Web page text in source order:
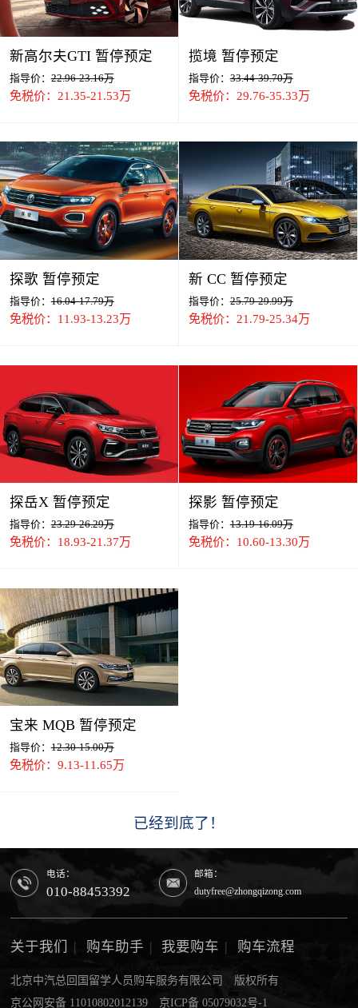
新高尔夫GTI 暂停预定
指导价：22.96-23.16万
免税价：21.35-21.53万
揽境 暂停预定
指导价：33.44-39.70万
免税价：29.76-35.33万
探歌 暂停预定
指导价：16.04-17.79万
免税价：11.93-13.23万
新 CC 暂停预定
指导价：25.79-29.99万
免税价：21.79-25.34万
探岳X 暂停预定
指导价：23.29-26.29万
免税价：18.93-21.37万
探影 暂停预定
指导价：13.19-16.09万
免税价：10.60-13.30万
宝来 MQB 暂停预定
指导价：12.30-15.00万
免税价：9.13-11.65万
已经到底了！
电话：
010-88453392
邮箱：
dutyfree@zhongqizong.com
关于我们 | 购车助手 | 我要购车 | 购车流程
北京中汽总回国留学人员购车服务有限公司 版权所有
京公网安备 11010802012139 京ICP备 05079032号-1